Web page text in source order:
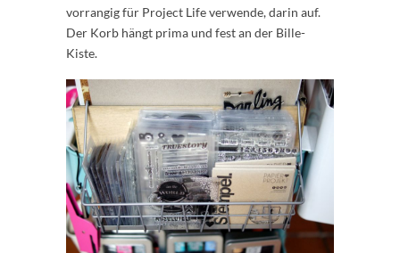
vorrangig für Project Life verwende, darin auf.
Der Korb hängt prima und fest an der Bille-
Kiste.